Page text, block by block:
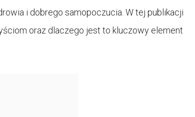
i dobrego samopoczucia. W tej publikacji
oraz dlaczego jest to kluczowy element